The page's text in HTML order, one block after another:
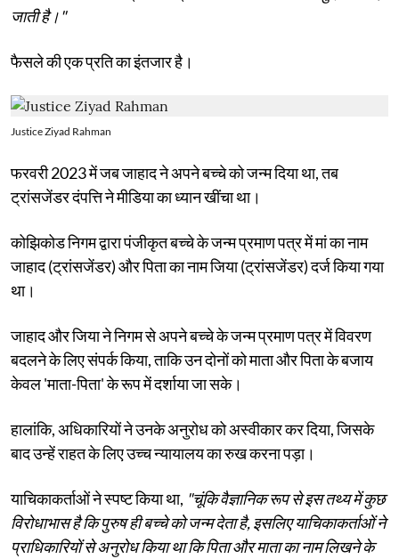
जाती है।"
फैसले की एक प्रति का इंतजार है।
Justice Ziyad Rahman
फरवरी 2023 में जब जाहाद ने अपने बच्चे को जन्म दिया था, तब
ट्रांसजेंडर दंपत्ति ने मीडिया का ध्यान खींचा था।
कोझिकोड निगम द्वारा पंजीकृत बच्चे के जन्म प्रमाण पत्र में मां का नाम
जाहाद (ट्रांसजेंडर) और पिता का नाम जिया (ट्रांसजेंडर) दर्ज किया गया
था।
जाहाद और जिया ने निगम से अपने बच्चे के जन्म प्रमाण पत्र में विवरण
बदलने के लिए संपर्क किया, ताकि उन दोनों को माता और पिता के बजाय
केवल 'माता-पिता' के रूप में दर्शाया जा सके।
हालांकि, अधिकारियों ने उनके अनुरोध को अस्वीकार कर दिया, जिसके
बाद उन्हें राहत के लिए उच्च न्यायालय का रुख करना पड़ा।
याचिकाकर्ताओं ने स्पष्ट किया था, "चूंकि वैज्ञानिक रूप से इस तथ्य में कुछ
विरोधाभास है कि पुरुष ही बच्चे को जन्म देता है, इसलिए याचिकाकर्ताओं ने
प्राधिकारियों से अनुरोध किया था कि पिता और माता का नाम लिखने के